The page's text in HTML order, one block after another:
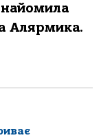
Алярмика.